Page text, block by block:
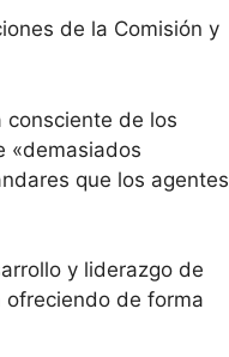
de la Comisión y
consciente de los
«demasiados
que los agentes
y liderazgo de
de forma